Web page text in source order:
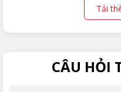
Tải
CÂU HỎI